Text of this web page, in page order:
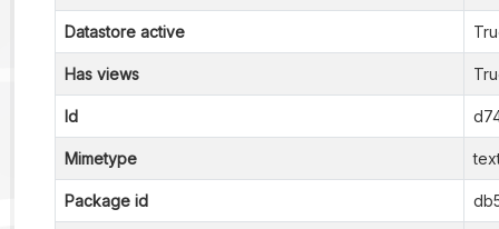
Datastore active
Has views
Id
Mimetype
Package id